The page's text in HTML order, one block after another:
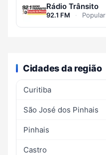
Rádio Trânsito
92.1 FM · Popular
Cidades da região
Curitiba
São José dos Pinhais
Pinhais
Castro